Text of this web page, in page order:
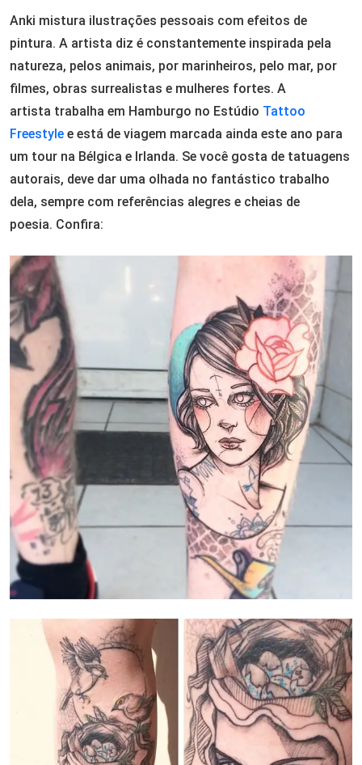
Anki mistura ilustrações pessoais com efeitos de
pintura. A artista diz é constantemente inspirada pela
natureza, pelos animais, por marinheiros, pelo mar, por
filmes, obras surrealistas e mulheres fortes. A
artista trabalha em Hamburgo no Estúdio Tattoo
Freestyle e está de viagem marcada ainda este ano para
um tour na Bélgica e Irlanda. Se você gosta de tatuagens
autorais, deve dar uma olhada no fantástico trabalho
dela, sempre com referências alegres e cheias de
poesia. Confira: